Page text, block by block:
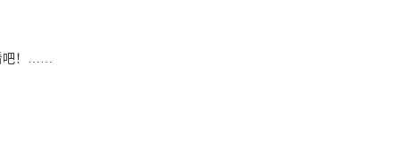
吧！……